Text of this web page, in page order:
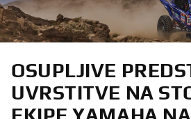
OSUPLJIVE
UVRSTITVE NA